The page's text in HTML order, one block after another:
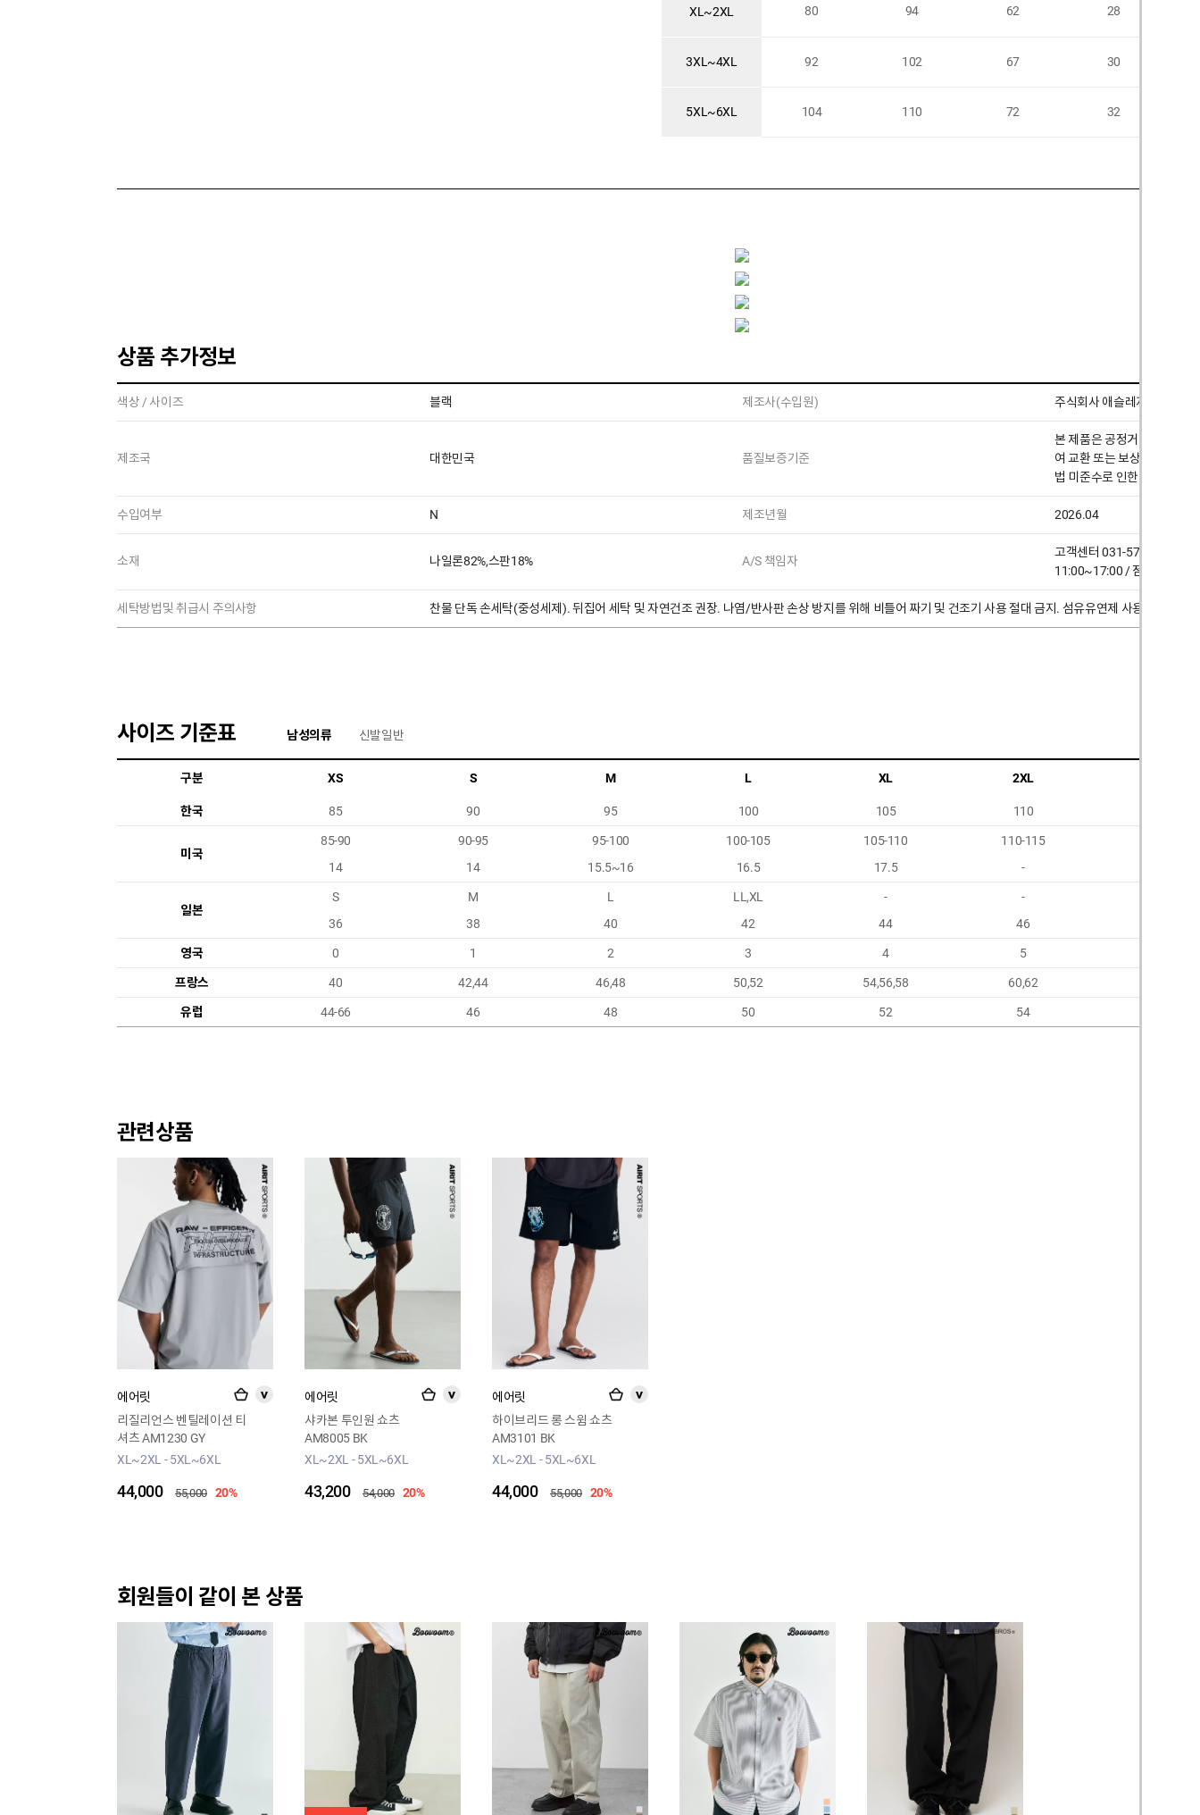
XL~2XL 80 94 62 28
3XL~4XL 92 102 67 30
5XL~6XL 104 110 72 32
상품 추가정보
색상 / 사이즈 블랙 제조사(수입원) 주식회사 애슬레저
제조국 대한민국 품질보증기준
본 제품은 공정거래위원회
여 교환 또는 보상 받을 수 있
법 미준수로 인한 오염, 변형
수입여부 N 제조년월 2026.04
소재 나일론82%,스판18% A/S 책임자
고객센터 031-572-7278,
11:00~17:00 / 점심시간
세탁방법및 취급시 주의사항 찬물 단독 손세탁(중성세제). 뒤집어 세탁 및 자연건조 권장. 나염/반사판 손상 방지를 위해 비틀어 짜기 및 건조기 사용 절대 금지. 섬유유연제 사용 시 기능성
사이즈 기준표 남성의류 신발일반
구분 XS S M L XL 2XL
한국 85 90 95 100 105 110
미국
85-90
14
90-95
14
95-100
15.5~16
100-105
16.5
105-110
17.5
110-115
-
일본
S
36
M
38
L
40
LL,XL
42
-
44
-
46
영국 0 1 2 3 4 5
프랑스 40 42,44 46,48 50,52 54,56,58 60,62
유럽 44-66 46 48 50 52 54
관련상품
에어릿
리질리언스 벤틸레이션 티
셔츠 AM1230 GY
XL~2XL - 5XL~6XL
>
44,000 55,000 20%
에어릿
샤카본 투인원 쇼츠
AM8005 BK
XL~2XL - 5XL~6XL
>
43,200 54,000 20%
에어릿
하이브리드 롱 스윔 쇼츠
AM3101 BK
XL~2XL - 5XL~6XL
>
44,000 55,000 20%
회원들이 같이 본 상품